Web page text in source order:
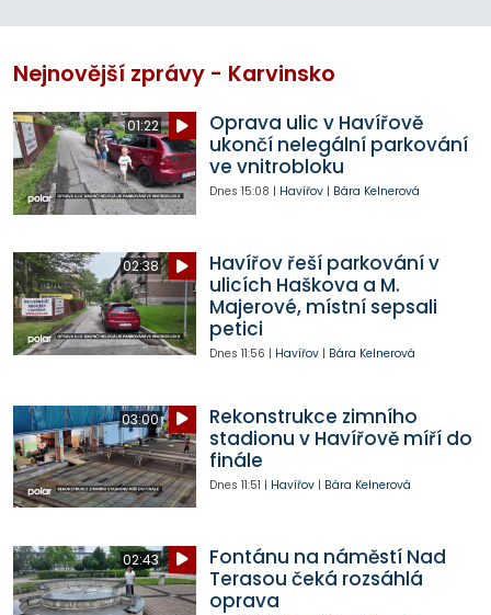
Nejnovější zprávy - Karvinsko
01:22
Oprava ulic v Havířově
ukončí nelegální parkování
ve vnitrobloku
Dnes 15:08 | Havířov| Bára Kelnerová
02:38
Havířov řeší parkování v
ulicích Haškova a M.
Majerové, místní sepsali
petici
Dnes 11:56 | Havířov| Bára Kelnerová
03:00
Rekonstrukce zimního
stadionu v Havířově míří do
finále
Dnes 11:51 | Havířov| Bára Kelnerová
02:43
Fontánu na náměstí Nad
Terasou čeká rozsáhlá
oprava